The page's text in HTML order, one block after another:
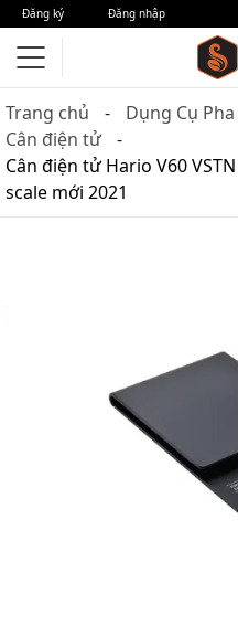
Đăng ký Đăng nhập
Trang chủ Dụng Cụ
Cân điện tử
Cân điện tử Hario V60
scale mới 2021